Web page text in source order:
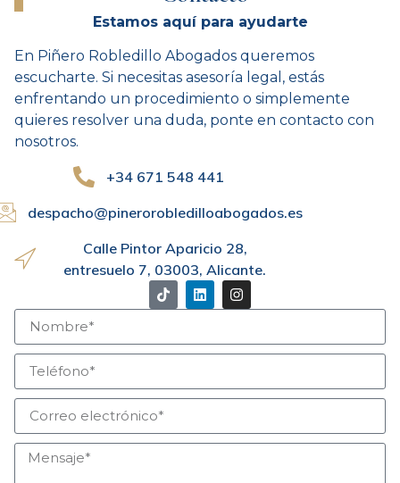
Estamos aquí para ayudarte
En Piñero Robledillo Abogados queremos
escucharte. Si necesitas asesoría legal, estás
enfrentando un procedimiento o simplemente
quieres resolver una duda, ponte en contacto con
nosotros.
+34 671 548 441
despacho@pinerorobledilloabogados.es
Calle Pintor Aparicio 28,
entresuelo 7, 03003, Alicante.